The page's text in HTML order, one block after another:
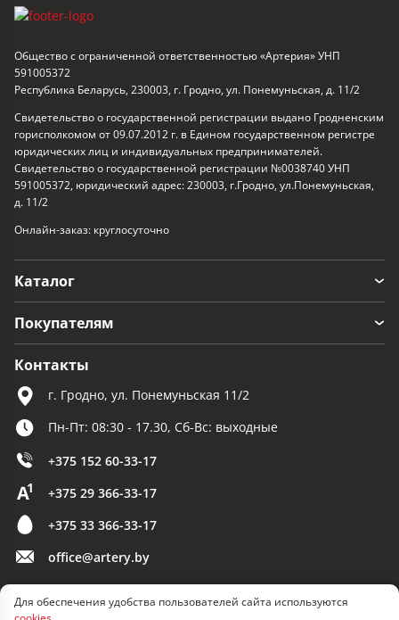
Для обеспечения удобства пользователей сайта используются
Общество с ограниченной ответственностью «Артерия» УНП
591005372
Республика Беларусь, 230003, г. Гродно, ул. Понемуньская, д. 11/2
Свидетельство о государственной регистрации выдано Гродненским
горисполкомом от 09.07.2012 г. в Едином государственном регистре
юридических лиц и индивидуальных предпринимателей.
Свидетельство о государственной регистрации №0038740 УНП
591005372, юридический адрес: 230003, г.Гродно, ул.Понемуньская,
д. 11/2
Онлайн-заказ: круглосуточно
Каталог
Покупателям
Контакты
г. Гродно, ул. Понемуньская 11/2
Пн-Пт: 08:30 - 17.30, Сб-Вс: выходные
+375 152 60-33-17
+375 29 366-33-17
+375 33 366-33-17
office@artery.by
© 2026 ООО «Артерия»